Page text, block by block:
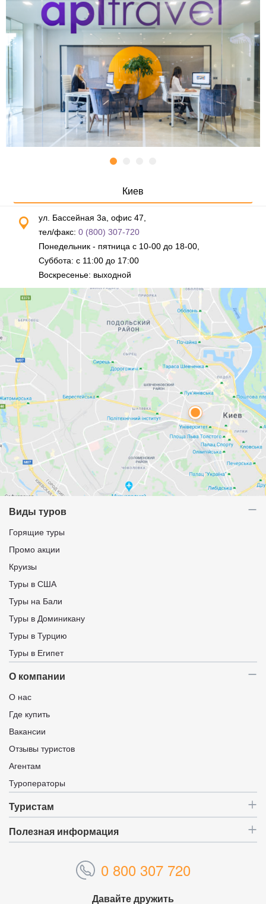
Киев
ул. Бассейная 3а, офис 47,
тел/факс: 0 (800) 307-720
Понедельник - пятница с 10-00 до 18-00,
Суббота: с 11:00 до 17:00
Воскресенье: выходной
Виды туров
Горящие туры
Промо акции
Круизы
Туры в США
Туры на Бали
Туры в Доминикану
Туры в Турцию
Туры в Египет
О компании
О нас
Где купить
Вакансии
Отзывы туристов
Агентам
Туроператоры
Туристам
Полезная информация
0 800 307 720
Давайте дружить